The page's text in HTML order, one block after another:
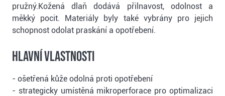
pružný.Kožená dlaň dodává přilnavost, odolnost a
měkký pocit. Materiály byly také vybrány pro jejich
schopnost odolat praskání a opotřebení.
Hlavní vlastnosti
- ošetřená kůže odolná proti opotřebení
- strategicky umístěná mikroperforace pro optimalizaci